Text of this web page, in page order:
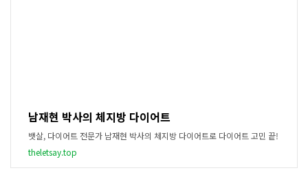
남재현 박사의 체지방 다이어트
뱃살, 다이어트 전문가 남재현 박사의 체지방 다이어트로 다이어트 고민 끝!
theletsay.top